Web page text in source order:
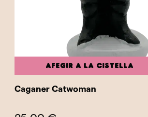
AFEGIR A LA CISTELLA
Caganer Catwoman